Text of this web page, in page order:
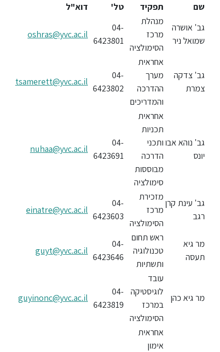
לימודי
חוץ
מתעניינים
בוגרים
שכר
לימוד
מחקר
והוראה
היחידה
לבינלאומיות
שם תפקיד טל'
דוא"ל
גב' אושרה
שמואל ניר
מנהלת
מרכז
הסימולציה
04-
6423801
oshras@yvc.ac.il
גב' צדקה
צמרת
אחראית
מערך
ההדרכה
והמדריכים
04-
6423802
tsamerett@yvc.ac.il
גב' נוהא אבו
יונס
אחראית
תכניות
ותכני
הדרכה
מבוססות
סימולציה
04-
6423691‏
nuhaa@yvc.ac.il
גב' עינת קרן
רגב
מזכירת
מרכז
הסימולציה
04-
6423603
einatre@yvc.ac.il
מר גיא
תעסה
ראש תחום
טכנולוגיה
ותשתיות
04-
6423646
guyt@yvc.ac.il
מר גיא כהן
עובד
לוגיסטיקה
במרכז
הסימולציה
04-
6423819‏
guyinonc@yvc.ac.il
אחראית
אימון